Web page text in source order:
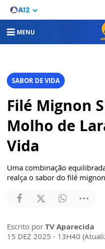
MENU
SABOR DE VIDA
Filé Mignon
Molho de
Vida
Uma combinação
realça o sabor do filé
Escrito por TV Aparecida
15 DEZ 2025 - 13H40